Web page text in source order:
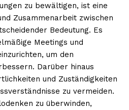
zu bewältigen, ist eine
Zusammenarbeit zwischen
Bedeutung. Es
Meetings und
um den
Darüber hinaus
und Zuständigkeiten
zu vermeiden.
zu überwinden,